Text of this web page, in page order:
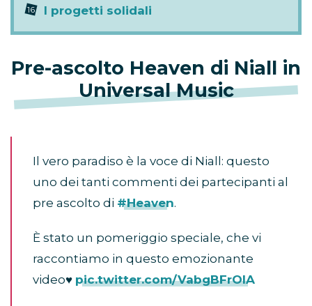
I progetti solidali
Pre-ascolto Heaven di Niall in
Universal Music
Il vero paradiso è la voce di Niall: questo
uno dei tanti commenti dei partecipanti al
pre ascolto di #Heaven.
È stato un pomeriggio speciale, che vi
raccontiamo in questo emozionante
video♥️ pic.twitter.com/VabgBFrOlA